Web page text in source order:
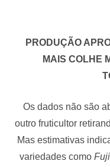
PRODUÇÃO
MAIS COLHE
Os dados não são
outro fruticultor
Mas estimativas
variedades como